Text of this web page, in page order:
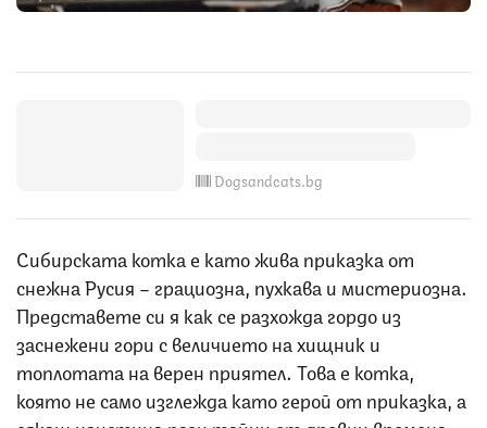
Dogsandcats.bg
Сибирската котка е като жива приказка от
снежна Русия – грациозна, пухкава и мистериозна.
Представете си я как се разхожда гордо из
заснежени гори с величието на хищник и
топлотата на верен приятел. Това е котка,
която не само изглежда като герой от приказка, а